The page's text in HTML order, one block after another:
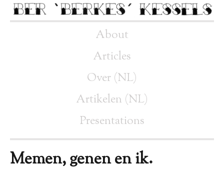
About
Articles
Over (NL)
Artikelen (NL)
Presentations
Memen, genen en ik.